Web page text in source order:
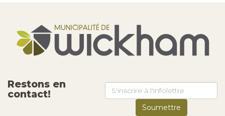
Restons en
contact!